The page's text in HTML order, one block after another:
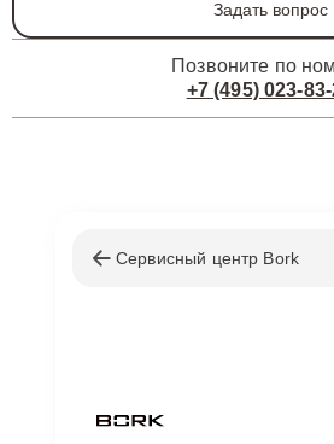
Задать вопрос
Позвоните по
+7 (495) 023-
Сервисный центр Bork